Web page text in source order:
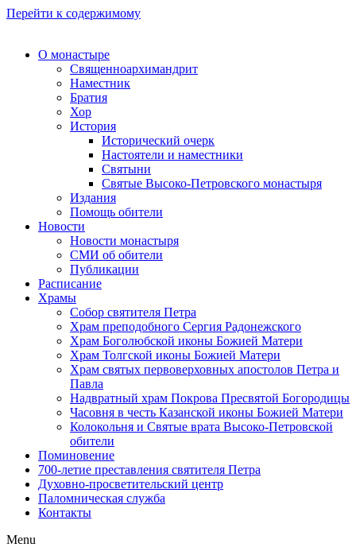
Перейти к содержимому
О монастыре
Священноархимандрит
Наместник
Братия
Хор
История
Исторический очерк
Настоятели и наместники
Святыни
Святые Высоко-Петровского монастыря
Издания
Помощь обители
Новости
Новости монастыря
СМИ об обители
Публикации
Расписание
Храмы
Собор святителя Петра
Храм преподобного Сергия Радонежского
Храм Боголюбской иконы Божией Матери
Храм Толгской иконы Божией Матери
Храм святых первоверховных апостолов Петра и
Павла
Надвратный храм Покрова Пресвятой Богородицы
Часовня в честь Казанской иконы Божией Матери
Колокольня и Святые врата Высоко-Петровской
обители
Поминовение
700-летие преставления святителя Петра
Духовно-просветительский центр
Паломническая служба
Контакты
Menu